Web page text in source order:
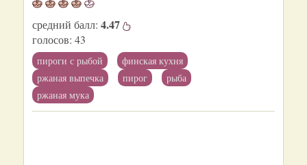
средний балл: 4.47
голосов: 43
пироги с рыбой
финская кухня
ржаная выпечка
пирог
рыба
ржаная мука